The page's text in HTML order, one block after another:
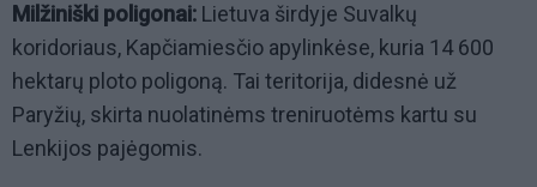
Milžiniški poligonai: Lietuva širdyje Suvalkų
koridoriaus, Kapčiamiesčio apylinkėse, kuria 14 600
hektarų ploto poligoną. Tai teritorija, didesnė už
Paryžių, skirta nuolatinėms treniruotėms kartu su
Lenkijos pajėgomis.